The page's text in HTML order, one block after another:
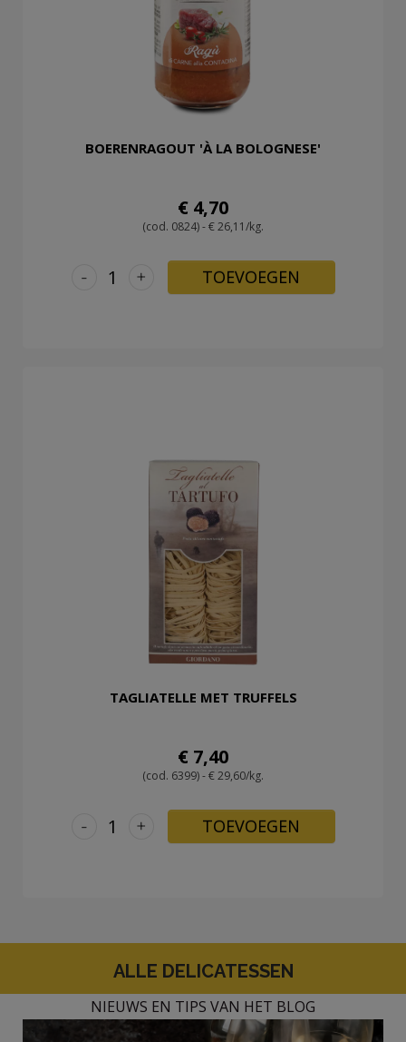
BOERENRAGOUT 'À LA BOLOGNESE'
€ 4,70
(cod. 0824) - € 26,11/kg.
+
- TOEVOEGEN
TAGLIATELLE MET TRUFFELS
€ 7,40
(cod. 6399) - € 29,60/kg.
+
- TOEVOEGEN
ALLE DELICATESSEN
NIEUWS EN TIPS VAN HET BLOG